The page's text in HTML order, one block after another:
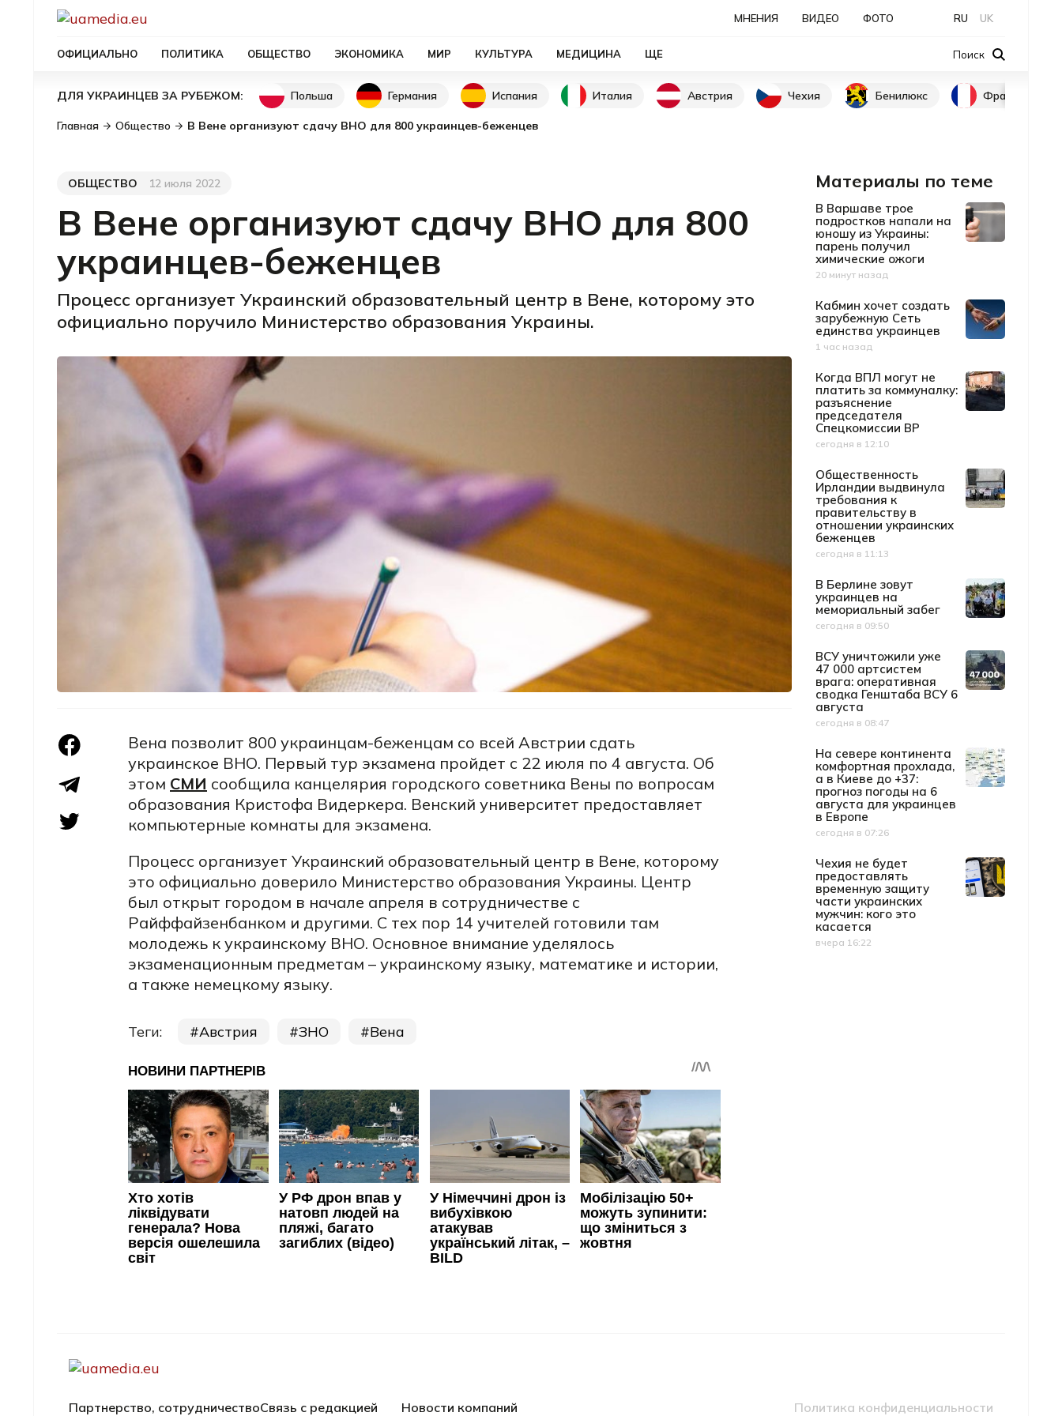
МНЕНИЯ ВИДЕО ФОТО
ОФИЦИАЛЬНО ПОЛИТИКА ОБЩЕСТВО ЭКОНОМИКА МИР КУЛЬТУРА МЕДИЦИНА ЩЕ
RU UK
Поиск
ДЛЯ УКРАИНЦЕВ ЗА РУБЕЖОМ: Польша Германия Испания Италия Австрия Чехия Бенилюкс Франция
Главная Общество В Вене организуют сдачу ВНО для 800 украинцев-беженцев
Категория
ОБЩЕСТВО
Дата публикации
12 июля 2022
В Вене организуют сдачу ВНО для 800
украинцев-беженцев
Процесс организует Украинский образовательный центр в Вене, которому это
официально поручило Министерство образования Украины.
Вена позволит 800 украинцам-беженцам со всей Австрии сдать
украинское ВНО. Первый тур экзамена пройдет с 22 июля по 4 августа. Об
этом СМИ сообщила канцелярия городского советника Вены по вопросам
образования Кристофа Видеркера. Венский университет предоставляет
компьютерные комнаты для экзамена.
Процесс организует Украинский образовательный центр в Вене, которому
это официально доверило Министерство образования Украины. Центр
был открыт городом в начале апреля в сотрудничестве с
Райффайзенбанком и другими. С тех пор 14 учителей готовили там
молодежь к украинскому ВНО. Основное внимание уделялось
экзаменационным предметам – украинскому языку, математике и истории,
а также немецкому языку.
Теги: Австрия ЗНО Вена
Материалы по теме
В Варшаве трое
подростков напали на
юношу из Украины:
парень получил
химические ожоги
Дата публикации
20 минут назад
Кабмин хочет создать
зарубежную Сеть
единства украинцев
Дата публикации
1 час назад
Когда ВПЛ могут не
платить за коммуналку:
разъяснение
председателя
Спецкомиссии ВР
Дата публикации
сегодня в 12:10
Общественность
Ирландии выдвинула
требования к
правительству в
отношении украинских
беженцев
Дата публикации
сегодня в 11:13
В Берлине зовут
украинцев на
мемориальный забег
Дата публикации
сегодня в 09:50
ВСУ уничтожили уже
47 000 артсистем
врага: оперативная
сводка Генштаба ВСУ 6
августа
Дата публикации
сегодня в 08:47
На севере континента
комфортная прохлада,
а в Киеве до +37:
прогноз погоды на 6
августа для украинцев
в Европе
Дата публикации
сегодня в 07:26
Чехия не будет
предоставлять
временную защиту
части украинских
мужчин: кого это
касается
Дата публикации
вчера 16:22
Партнерство, сотрудничествоСвязь с редакцией Новости компаний Политика конфиденциальности